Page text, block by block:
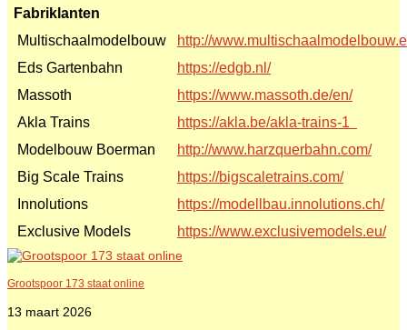
Fabriklanten
Multischaalmodelbouw
http://
Eds Gartenbahn
https://edgb.nl/
Massoth
https://www.massoth.de/en/
Akla Trains
https://akla.be/akla-trains-1
Modelbouw Boerman
http://www.harzquerbahn.com/
Big Scale Trains
https://bigscaletrains.com/
Innolutions
https://modellbau.innolutions.ch/
Exclusive Models
https://www.exclusivemodels.eu/
Grootspoor 173 staat online
13 maart 2026